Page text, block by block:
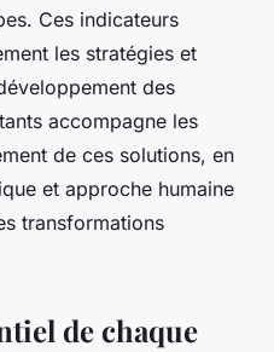
Ces indicateurs
les stratégies et
des
accompagne les
de ces solutions, en
et approche humaine
transformations
de chaque